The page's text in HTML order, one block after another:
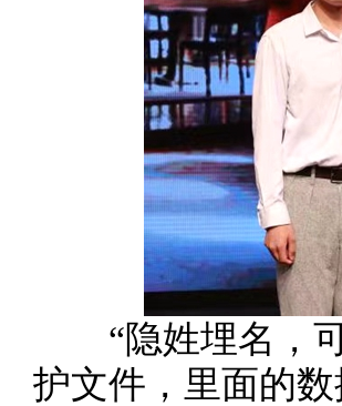
“隐姓埋名，可
护文件，里面的